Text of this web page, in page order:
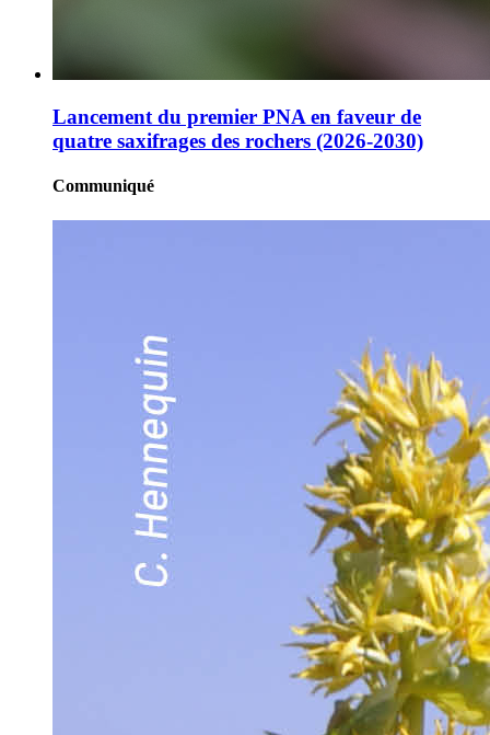
Lancement du premier PNA en faveur de
quatre saxifrages des rochers (2026-2030)
Communiqué